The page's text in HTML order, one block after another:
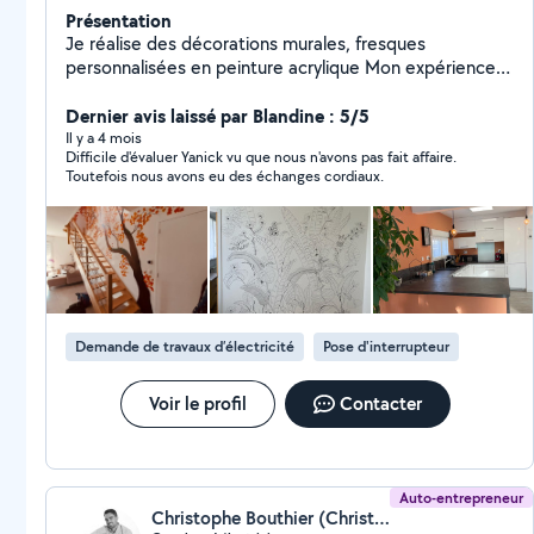
Présentation
Je réalise des décorations murales, fresques
personnalisées en peinture acrylique Mon expérience
compétences et mon sérieux pour réaliser aussi tous
types de petits travaux, en électricité, plomberie,
menuiserie, réglages et réparations diverses ainsi que
l'installation de caméras ou tous autres systèmes
domotiques, .
Dernier avis laissé par Blandine : 5/5
Il y a 4 mois
Difficile d'évaluer Yanick vu que nous n'avons pas fait affaire.
Toutefois nous avons eu des échanges cordiaux.
Demande de travaux d’électricité Pose d'interrupteur
Voir le profil Contacter
Auto-entrepreneur
Christophe Bouthier (Christophe Bouthier)